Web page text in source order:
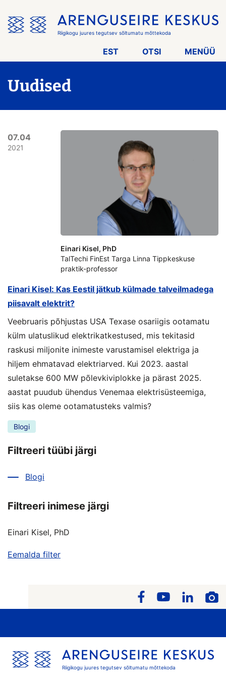
menüü
vahele
Riigikogu juures tegutsev sõltumatu mõttekoda
EST OTSI MENÜÜ
Uudised
07.04
2021
Einari Kisel: Kas Eestil jätkub külmade talveilmadega
piisavalt elektrit?
Veebruaris põhjustas USA Texase osariigis ootamatu
külm ulatuslikud elektrikatkestused, mis tekitasid
raskusi miljonite inimeste varustamisel elektriga ja
hiljem ehmatavad elektriarved. Kui 2023. aastal
suletakse 600 MW põlevkiviplokke ja pärast 2025.
aastat puudub ühendus Venemaa elektrisüsteemiga,
siis kas oleme ootamatusteks valmis?
Blogi
Einari Kisel, PhD
TalTechi FinEst Targa Linna Tippkeskuse
praktik-professor
Filtreeri tüübi järgi
Blogi
Filtreeri inimese järgi
Einari Kisel, PhD
Eemalda filter
Riigikogu juures tegutsev sõltumatu mõttekoda